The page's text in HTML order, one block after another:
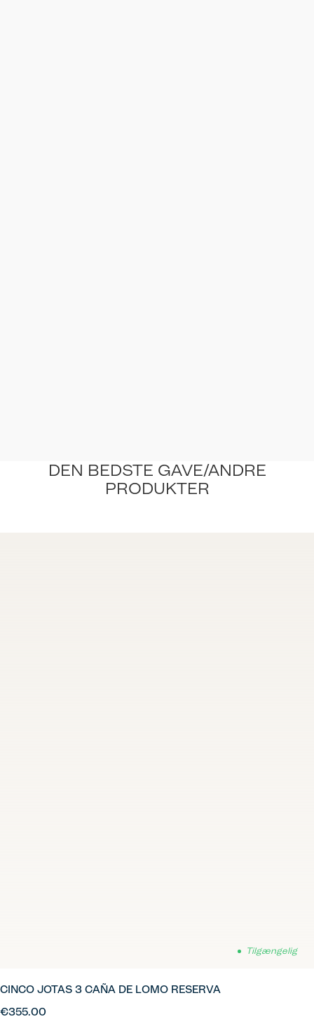
DEN BEDSTE GAVE/ANDRE
PRODUKTER
Tilgængelig
CINCO JOTAS 3 CAÑA DE LOMO RESERVA
€355.00